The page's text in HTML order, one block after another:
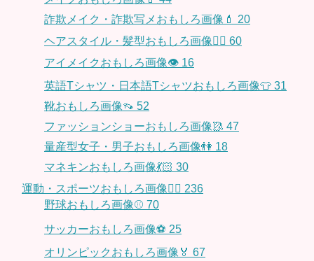
詐欺メイク・詐欺写メおもしろ画像💄 20
ヘアスタイル・髪型おもしろ画像👱‍♀️ 60
アイメイクおもしろ画像👁 16
英語Tシャツ・日本語Tシャツおもしろ画像👕 31
靴おもしろ画像👡 52
ファッションショーおもしろ画像🥻 47
量産型女子・男子おもしろ画像👫 18
マネキンおもしろ画像💃🏻 30
運動・スポーツおもしろ画像🏃‍♂️ 236
野球おもしろ画像⚾ 70
サッカーおもしろ画像⚽️ 25
オリンピックおもしろ画像🏅 67